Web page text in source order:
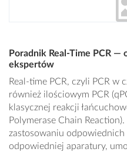
Poradnik Real-Time PCR
ekspertów
Real-time PCR, czyli PCR w
również ilościowym PCR
klasycznej reakcji
Polymerase Chain
zastosowaniu
odpowiedniej aparatury,